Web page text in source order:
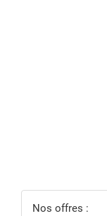
Nos offres :